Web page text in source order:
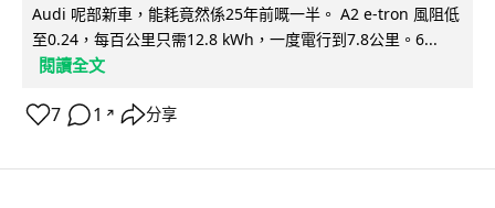
Audi 呢部新車，能耗竟然係25年前嘅一半。 A2 e-tron 風阻低
至0.24，每百公里只需12.8 kWh，一度電行到7.8公里。6...
閱讀全文
7 1 ↗ 分享